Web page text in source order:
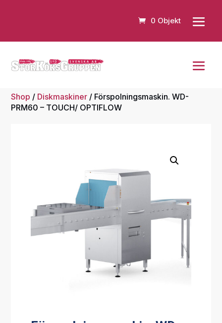
0 Objekt
Shop / Diskmaskiner / Förspolningsmaskin. WD-
PRM60 – TOUCH/ OPTIFLOW